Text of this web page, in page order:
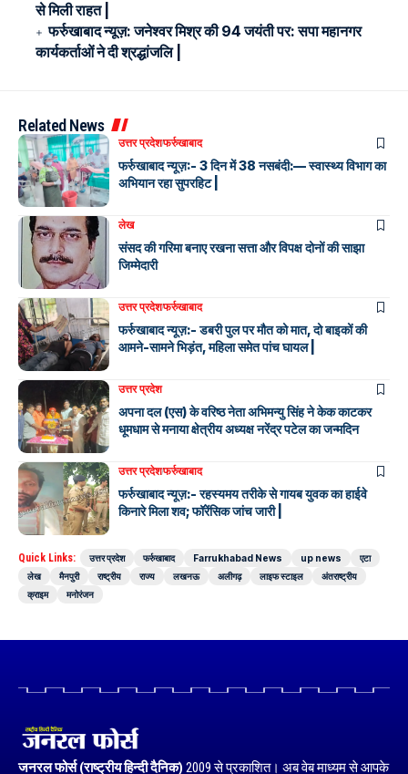
से मिली राहत |
फर्रुखाबाद न्यूज़: जनेश्वर मिश्र की 94 जयंती पर: सपा महानगर
कार्यकर्ताओं ने दी श्रद्धांजलि |
Related News
उत्तर प्रदेशफर्रुखाबाद
फर्रुखाबाद न्यूज़:- 3 दिन में 38 नसबंदी:— स्वास्थ्य विभाग का
अभियान रहा सुपरहिट |
लेख
संसद की गरिमा बनाए रखना सत्ता और विपक्ष दोनों की साझा
जिम्मेदारी
उत्तर प्रदेशफर्रुखाबाद
फर्रुखाबाद न्यूज़:- डबरी पुल पर मौत को मात, दो बाइकों की
आमने-सामने भिड़ंत, महिला समेत पांच घायल |
उत्तर प्रदेश
अपना दल (एस) के वरिष्ठ नेता अभिमन्यु सिंह ने केक काटकर
धूमधाम से मनाया क्षेत्रीय अध्यक्ष नरेंद्र पटेल का जन्मदिन
उत्तर प्रदेशफर्रुखाबाद
फर्रुखाबाद न्यूज़:- रहस्यमय तरीके से गायब युवक का हाईवे
किनारे मिला शव; फॉरेंसिक जांच जारी |
Quick Links: उत्तर प्रदेश फर्रुखाबाद Farrukhabad News up news
एटा
लेख
मैनपुरी राष्ट्रीय राज्य लखनऊ अलीगढ़ लाइफ स्टाइल
अंतराष्ट्रीय
क्राइम
मनोरंजन
जनरल फोर्स (राष्ट्रीय हिन्दी दैनिक) 2009 से प्रकाशित। अब वेब माध्यम से आपके